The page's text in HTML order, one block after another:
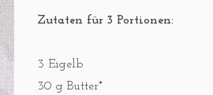
Zutaten für 3 Portionen:
3 Eigelb
30 g Butter*